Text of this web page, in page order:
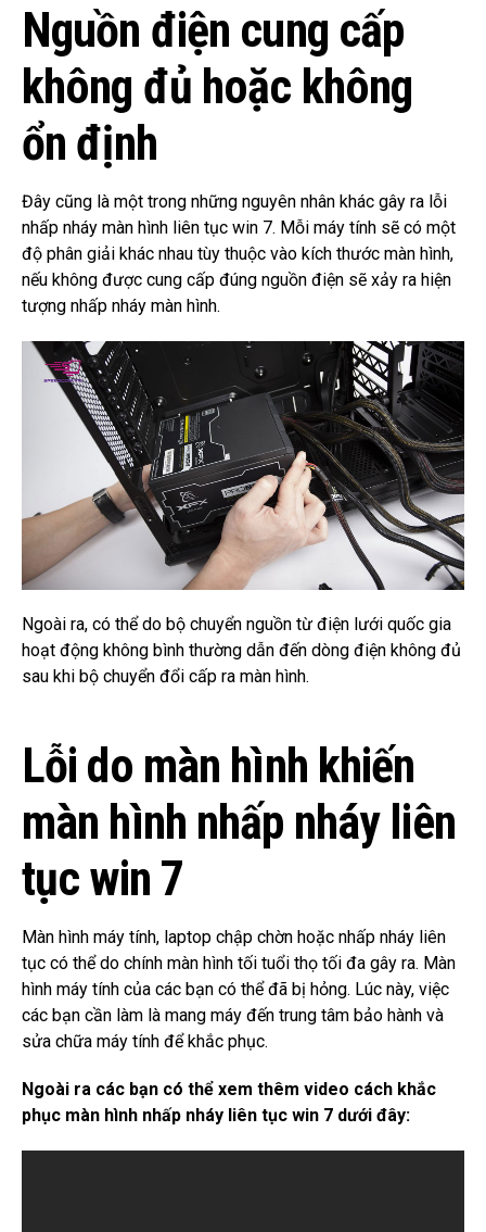
Nguồn điện cung cấp
không đủ hoặc không
ổn định
Đây cũng là một trong những nguyên nhân khác gây ra lỗi
nhấp nháy màn hình liên tục win 7. Mỗi máy tính sẽ có một
độ phân giải khác nhau tùy thuộc vào kích thước màn hình,
nếu không được cung cấp đúng nguồn điện sẽ xảy ra hiện
tượng nhấp nháy màn hình.
Ngoài ra, có thể do bộ chuyển nguồn từ điện lưới quốc gia
hoạt động không bình thường dẫn đến dòng điện không đủ
sau khi bộ chuyển đổi cấp ra màn hình.
Lỗi do màn hình khiến
màn hình nhấp nháy liên
tục win 7
Màn hình máy tính, laptop chập chờn hoặc nhấp nháy liên
tục có thể do chính màn hình tối tuổi thọ tối đa gây ra. Màn
hình máy tính của các bạn có thể đã bị hỏng. Lúc này, việc
các bạn cần làm là mang máy đến trung tâm bảo hành và
sửa chữa máy tính để khắc phục.
Ngoài ra các bạn có thể xem thêm video cách khắc
phục màn hình nhấp nháy liên tục win 7 dưới đây: